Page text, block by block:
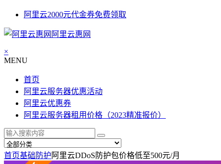
阿里云2000元代金券免费领取
阿里云惠网
×
MENU
首页
阿里云服务器优惠活动
阿里云优惠券
阿里云服务器租用价格（2023精准报价）
首页基础防护 阿里云DDoS防护包价格低至500元/月